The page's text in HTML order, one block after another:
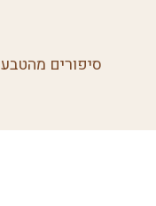
סיפורים מהטבע